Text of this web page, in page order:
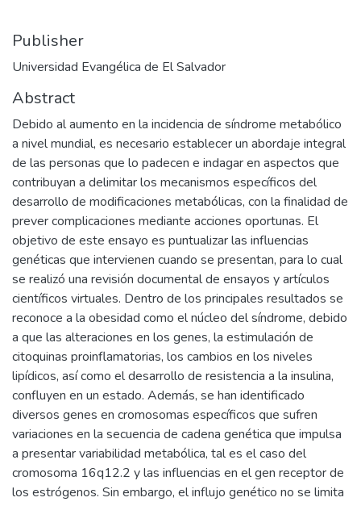
Publisher
Universidad Evangélica de El Salvador
Abstract
Debido al aumento en la incidencia de síndrome metabólico
a nivel mundial, es necesario establecer un abordaje integral
de las personas que lo padecen e indagar en aspectos que
contribuyan a delimitar los mecanismos específicos del
desarrollo de modificaciones metabólicas, con la finalidad de
prever complicaciones mediante acciones oportunas. El
objetivo de este ensayo es puntualizar las influencias
genéticas que intervienen cuando se presentan, para lo cual
se realizó una revisión documental de ensayos y artículos
científicos virtuales. Dentro de los principales resultados se
reconoce a la obesidad como el núcleo del síndrome, debido
a que las alteraciones en los genes, la estimulación de
citoquinas proinflamatorias, los cambios en los niveles
lipídicos, así como el desarrollo de resistencia a la insulina,
confluyen en un estado. Además, se han identificado
diversos genes en cromosomas específicos que sufren
variaciones en la secuencia de cadena genética que impulsa
a presentar variabilidad metabólica, tal es el caso del
cromosoma 16q12.2 y las influencias en el gen receptor de
los estrógenos. Sin embargo, el influjo genético no se limita